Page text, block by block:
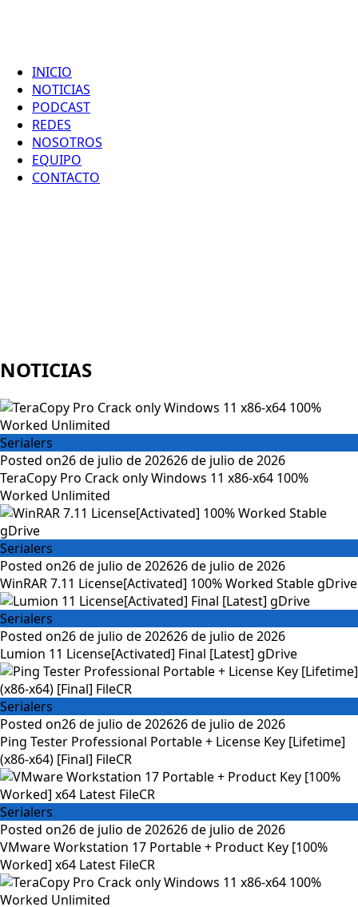
INICIO
NOTICIAS
PODCAST
REDES
NOSOTROS
EQUIPO
CONTACTO
NOTICIAS
Serialers
Posted on26 de julio de 202626 de julio de 2026
TeraCopy Pro Crack only Windows 11 x86-x64 100%
Worked Unlimited
Serialers
Posted on26 de julio de 202626 de julio de 2026
WinRAR 7.11 License[Activated] 100% Worked Stable gDrive
Serialers
Posted on26 de julio de 202626 de julio de 2026
Lumion 11 License[Activated] Final [Latest] gDrive
Serialers
Posted on26 de julio de 202626 de julio de 2026
Ping Tester Professional Portable + License Key [Lifetime]
(x86-x64) [Final] FileCR
Serialers
Posted on26 de julio de 202626 de julio de 2026
VMware Workstation 17 Portable + Product Key [100%
Worked] x64 Latest FileCR